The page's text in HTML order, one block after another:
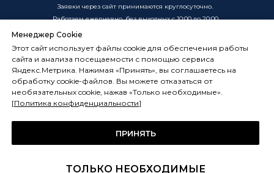
Цены, указанные на сайте, носят информационный
характер и не являются публичной офертой в смысле
ст. 437 ГК РФ. Окончательная стоимость товаров и услуг
определяется индивидуально и фиксируется в
Спецификации. Условия оказания услуг определяются
публичной офертой, размещённой по адресу:
Заявки через сайт принимаются круглосуточно.
Работаем ежедневно, без выходных с 10:00 до 20:00
Менеджер Cookie
Этот сайт использует файлы cookie для обеспечения работы
сайта и анализа посещаемости с помощью сервиса
Яндекс.Метрика. Нажимая «Принять», вы соглашаетесь на
обработку cookie-файлов. Вы можете отказаться от
необязательных cookie, нажав «Только необходимые».
[Политика конфиденциальности]
ПРИНЯТЬ
ТОЛЬКО НЕОБХОДИМЫЕ